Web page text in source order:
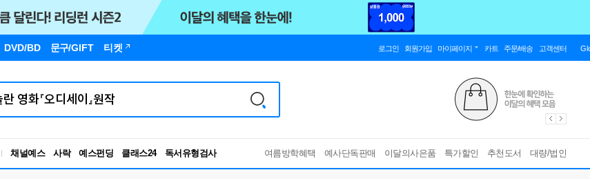
DVD/BD 문구/GIFT 티켓 로그인 회원가입 마이페이지 카트 주문/배송 고객센터
채널예스 사락 예스펀딩 클래스24
RBTI Lab
독서유형검사
여름방학혜택 예사단독판매 이달의사은품 특가할인 추천도서 대량/법인